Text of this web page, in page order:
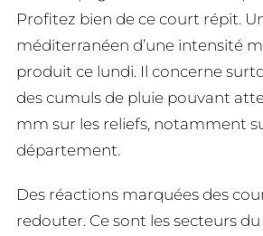
Profitez bien de ce court répit.
méditerranéen d’une intensité
produit ce lundi. Il concerne
des cumuls de pluie pouvant
mm sur les reliefs, notamment
département.
Des réactions marquées des
redouter. Ce sont les secteurs